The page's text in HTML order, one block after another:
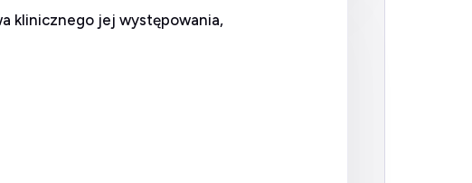
klinicznego jej występowania,